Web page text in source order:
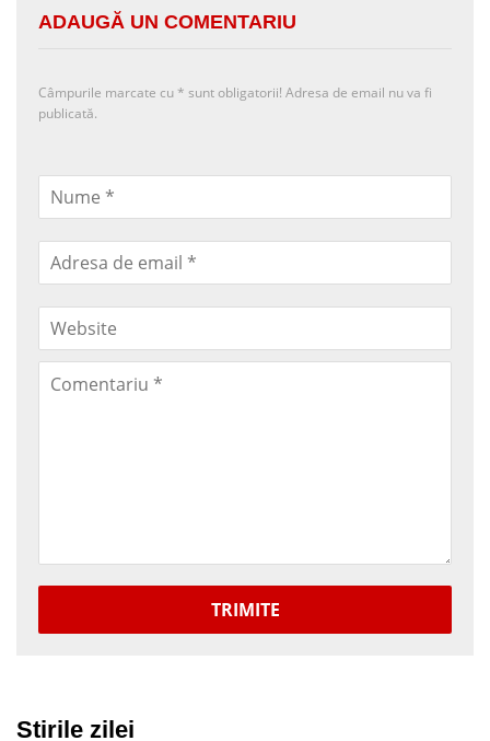
ADAUGĂ UN COMENTARIU
Câmpurile marcate cu * sunt obligatorii! Adresa de email nu va fi
publicată.
TRIMITE
Stirile zilei